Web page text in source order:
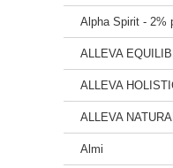
Alpha Spirit - 2%
ALLEVA
ALLEVA
ALLEVA
Almi